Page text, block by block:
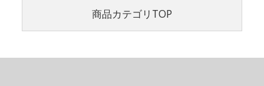
商品カテゴリTOP